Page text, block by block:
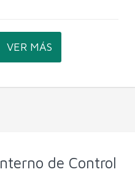
VER MÁS
de Control